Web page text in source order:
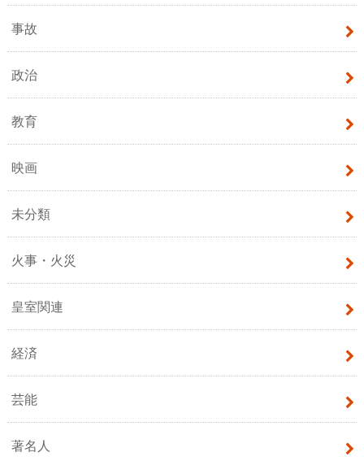
事故
政治
教育
映画
未分類
火事・火災
皇室関連
経済
芸能
著名人